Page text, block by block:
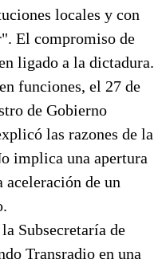
locales y con
El compromiso de
ligado a la dictadura.
funciones, el 27 de
de Gobierno
las razones de la
implica una apertura
de un
Subsecretaría de
Transradio en una